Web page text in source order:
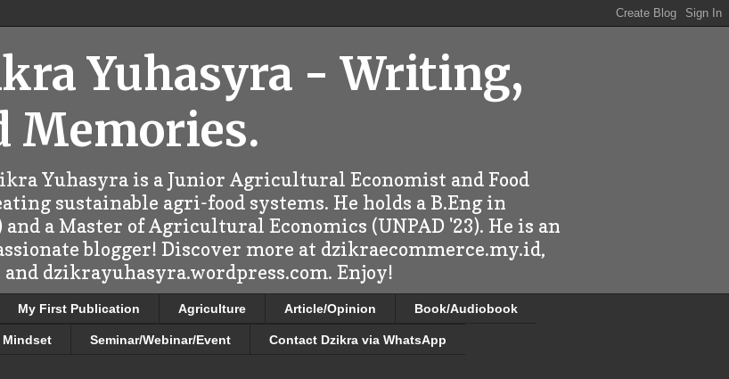
Yuhasyra - Writing,
Memories.
Yuhasyra is a Junior Agricultural Economist and Food
sustainable agri-food systems. He holds a B.Eng in
a Master of Agricultural Economics (UNPAD '23). He is an
blogger! Discover more at dzikraecommerce.my.id,
dzikrayuhasyra.wordpress.com. Enjoy!
My First Publication Agriculture Article/Opinion Book/Audiobook
Mindset Seminar/Webinar/Event Contact Dzikra via WhatsApp